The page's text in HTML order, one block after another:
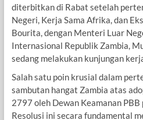
diterbitkan di Rabat setelah
Negeri, Kerja Sama Afrika, dan
Bourita, dengan Menteri Luar
Internasional Republik Zambia,
sedang melakukan kunjungan
Salah satu poin krusial dalam
sambutan hangat Zambia atas
2797 oleh Dewan Keamanan
Resolusi ini secara fundamental